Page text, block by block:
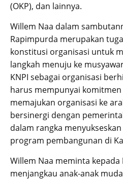
(OKP), dan lainnya.
Willem Naa dalam
Rapimpurda merupakan
konstitusi organisasi untuk
langkah menuju ke
KNPI sebagai organisasi
harus mempunyai
memajukan organisasi ke
bersinergi dengan
dalam rangka
program pembangunan di
Willem Naa meminta kepada
menjangkau anak-anak